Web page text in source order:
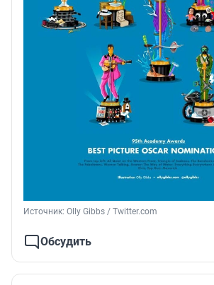
Источник: Olly Gibbs / Twitter.com
Обсудить